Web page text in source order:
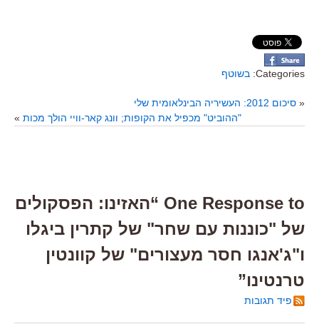
Categories: בשוטף
« סיכום 2012: העשיריה הבינלאומית שלי
"ההוביט" מכפיל את הקופות; וונג קאר-וויי הולך מכות »
One Response to “האזינו: הפסקולים
של "כוננות עם שחר" של קתרין ביגלו
ו"ג'אנגו חסר מעצורים" של קוונטין
טרנטינו”
פיד תגובות